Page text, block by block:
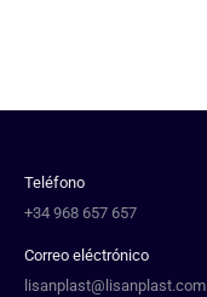
Teléfono
+34 968 657 657
Correo eléctrónico
lisanplast@lisanplast.com